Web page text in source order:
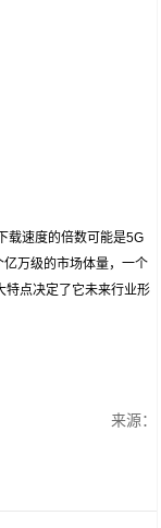
载速度的倍数可能是5G
万级的市场体量，一个
特点决定了它未来行业形
来源：